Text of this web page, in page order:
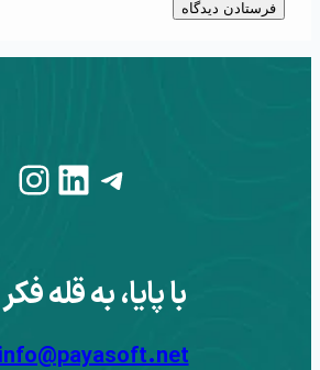
Telegram
LinkedIn
Instagram
با پایا، به قله